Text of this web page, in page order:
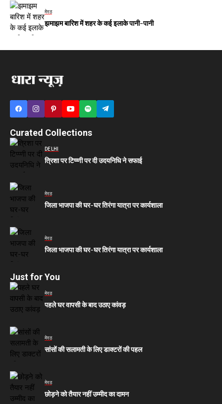
मेरठ
झमाझम बारिश में शहर के कई इलाके पानी-पानी
Curated Collections
DELHI
त्रिशा पर टिप्प्णी पर दी उदयनिधि ने सफाई
मेरठ
जिला भाजपा की घर-घर तिरंगा यात्रा पर कार्यशाला
मेरठ
जिला भाजपा की घर-घर तिरंगा यात्रा पर कार्यशाला
Just for You
मेरठ
पहले घर वापसी के बाद उठाए कांवड़
मेरठ
सांसों की सलामती के लिए डाक्टरों की पहल
मेरठ
छोड़ने को तैयार नहीं उम्मीद का दामन